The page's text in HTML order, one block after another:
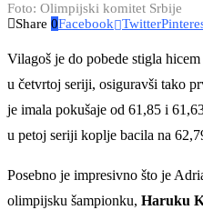
Foto: Olimpijski komitet Srbije
Share 0Facebook Twitter
Vilagoš je do pobede stigla hicem
u četvrtoj seriji, osiguravši tako
je imala pokušaje od 61,85 i
u petoj seriji koplje bacila na
Posebno je impresivno što je
olimpijsku šampionku, Haruku